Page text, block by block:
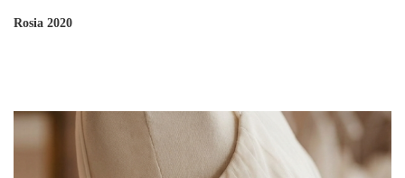
Rosia 2020